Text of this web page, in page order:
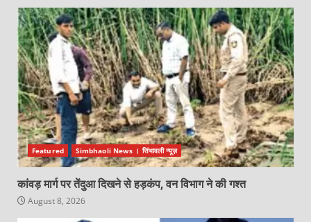
Featured Simbhaoli News । सिंभावली न्यूज़
कांवड़ मार्ग पर तेंदुआ दिखने से हड़कंप, वन विभाग ने की गश्त
August 8, 2026